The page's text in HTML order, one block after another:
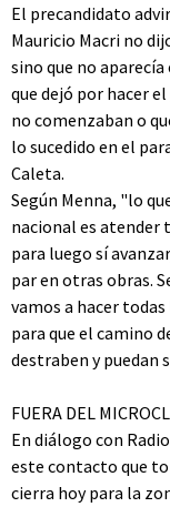
El precandidato
Mauricio Macri no
sino que no
que dejó por hacer
no comenzaban o
lo sucedido en el
Caleta.
Según Menna, "lo
nacional es atender
para luego sí
par en otras obras.
vamos a hacer
para que el camino
destraben y puedan
FUERA DEL
En diálogo con
este contacto que
cierra hoy para la